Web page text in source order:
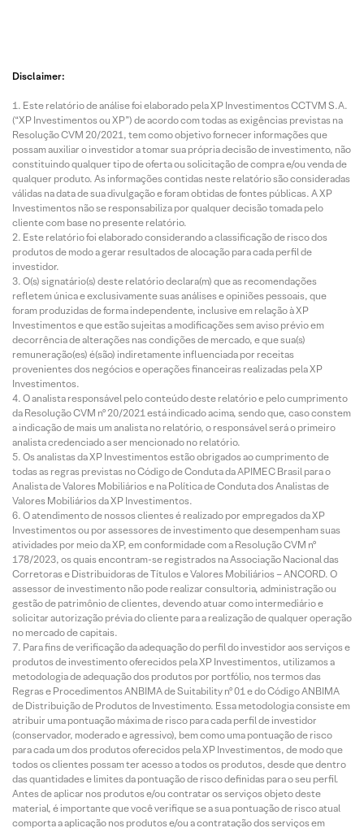
Disclaimer:
Este relatório de análise foi elaborado pela XP Investimentos CCTVM S.A.
(“XP Investimentos ou XP”) de acordo com todas as exigências previstas na
Resolução CVM 20/2021, tem como objetivo fornecer informações que
possam auxiliar o investidor a tomar sua própria decisão de investimento, não
constituindo qualquer tipo de oferta ou solicitação de compra e/ou venda de
qualquer produto. As informações contidas neste relatório são consideradas
válidas na data de sua divulgação e foram obtidas de fontes públicas. A XP
Investimentos não se responsabiliza por qualquer decisão tomada pelo
cliente com base no presente relatório.
Este relatório foi elaborado considerando a classificação de risco dos
produtos de modo a gerar resultados de alocação para cada perfil de
investidor.
O(s) signatário(s) deste relatório declara(m) que as recomendações
refletem única e exclusivamente suas análises e opiniões pessoais, que
foram produzidas de forma independente, inclusive em relação à XP
Investimentos e que estão sujeitas a modificações sem aviso prévio em
decorrência de alterações nas condições de mercado, e que sua(s)
remuneração(es) é(são) indiretamente influenciada por receitas
provenientes dos negócios e operações financeiras realizadas pela XP
Investimentos.
O analista responsável pelo conteúdo deste relatório e pelo cumprimento
da Resolução CVM nº 20/2021 está indicado acima, sendo que, caso constem
a indicação de mais um analista no relatório, o responsável será o primeiro
analista credenciado a ser mencionado no relatório.
Os analistas da XP Investimentos estão obrigados ao cumprimento de
todas as regras previstas no Código de Conduta da APIMEC Brasil para o
Analista de Valores Mobiliários e na Política de Conduta dos Analistas de
Valores Mobiliários da XP Investimentos.
O atendimento de nossos clientes é realizado por empregados da XP
Investimentos ou por assessores de investimento que desempenham suas
atividades por meio da XP, em conformidade com a Resolução CVM nº
178/2023, os quais encontram-se registrados na Associação Nacional das
Corretoras e Distribuidoras de Títulos e Valores Mobiliários – ANCORD. O
assessor de investimento não pode realizar consultoria, administração ou
gestão de patrimônio de clientes, devendo atuar como intermediário e
solicitar autorização prévia do cliente para a realização de qualquer operação
no mercado de capitais.
Para fins de verificação da adequação do perfil do investidor aos serviços e
produtos de investimento oferecidos pela XP Investimentos, utilizamos a
metodologia de adequação dos produtos por portfólio, nos termos das
Regras e Procedimentos ANBIMA de Suitability nº 01 e do Código ANBIMA
de Distribuição de Produtos de Investimento. Essa metodologia consiste em
atribuir uma pontuação máxima de risco para cada perfil de investidor
(conservador, moderado e agressivo), bem como uma pontuação de risco
para cada um dos produtos oferecidos pela XP Investimentos, de modo que
todos os clientes possam ter acesso a todos os produtos, desde que dentro
das quantidades e limites da pontuação de risco definidas para o seu perfil.
Antes de aplicar nos produtos e/ou contratar os serviços objeto deste
material, é importante que você verifique se a sua pontuação de risco atual
comporta a aplicação nos produtos e/ou a contratação dos serviços em